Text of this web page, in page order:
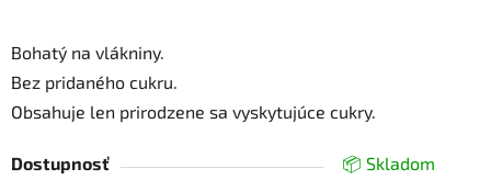
Bohatý na vlákniny.
Bez pridaného cukru.
Obsahuje len prirodzene sa vyskytujúce cukry.
Dostupnosť
📦 Skladom